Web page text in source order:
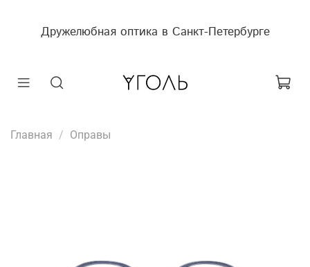
Дружелюбная оптика в Санкт-Петербурге
Главная Оправы